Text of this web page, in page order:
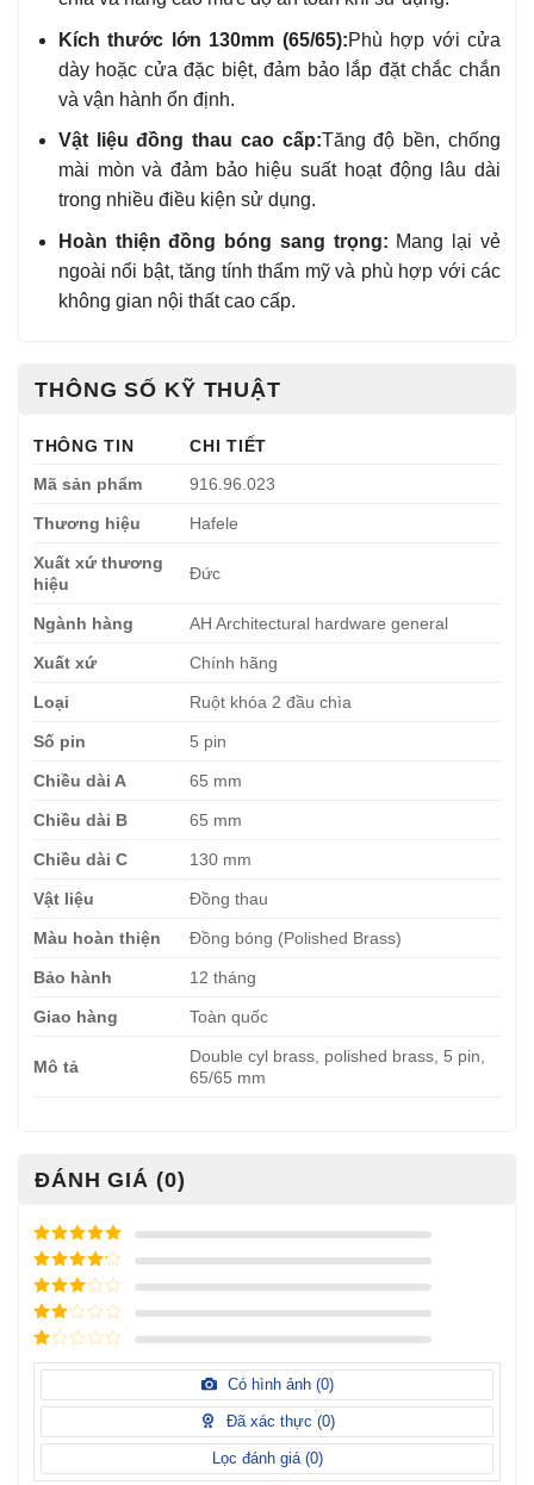
Kích thước lớn 130mm (65/65):Phù hợp với cửa
dày hoặc cửa đặc biệt, đảm bảo lắp đặt chắc chắn
và vận hành ổn định.
Vật liệu đồng thau cao cấp:Tăng độ bền, chống
mài mòn và đảm bảo hiệu suất hoạt động lâu dài
trong nhiều điều kiện sử dụng.
Hoàn thiện đồng bóng sang trọng: Mang lại vẻ
ngoài nổi bật, tăng tính thẩm mỹ và phù hợp với các
không gian nội thất cao cấp.
THÔNG SỐ KỸ THUẬT
THÔNG TIN
CHI TIẾT
Mã sản phẩm
916.96.023
Thương hiệu Hafele
Xuất xứ thương
hiệu
Đức
Ngành hàng AH Architectural hardware general
Xuất xứ Chính hãng
Loại Ruột khóa 2 đầu chìa
Số pin 5 pin
Chiều dài A 65 mm
Chiều dài B 65 mm
Chiều dài C 130 mm
Vật liệu Đồng thau
Màu hoàn thiện Đồng bóng (Polished Brass)
Bảo hành 12 tháng
Giao hàng Toàn quốc
Mô tả
Double cyl brass, polished brass, 5 pin,
65/65 mm
ĐÁNH GIÁ (0)
Được xếp
hạng
5
5
sao
Được xếp
hạng
4
5
sao
Được
xếp
hạng3
5 sao
Được
hạng
sao
Được
hạng
sao
Có hình ảnh (0)
Đã xác thực (0)
Lọc đánh giá (0)